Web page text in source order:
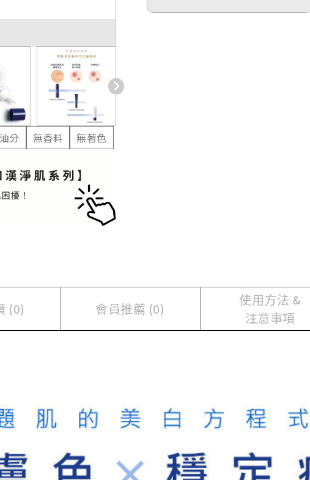
分 無香料 無著色
(0) 會員推薦 (0)
使用方法 &
注意事項